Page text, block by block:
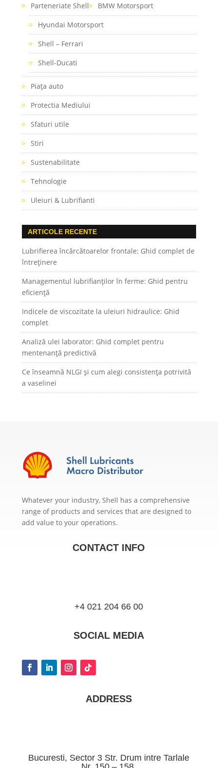
Parteneriate Shell BMW Motorsport
Hyundai Motorsport
Shell – Ferrari
Shell-Ducati
Piaţa auto
Protectia Mediului
Sfaturi utile
Stiri
Sustenabilitate
Tehnologie
Uleiuri & Lubrifianti
ARTICOLE RECENTE
Lubrifierea încărcătoarelor frontale: Ghid complet de
întreținere
Managementul lubrifianților în ferme: Ghid pentru
eficiență
Indicele de viscozitate la uleiuri hidraulice: Ghid
complet
Analiză ulei laborator: Ghid complet pentru
mentenanță predictivă
Ce înseamnă NLGI și cum alegi consistența potrivită
a vaselinei
Whatever your industry, Shell has a comprehensive
range of products and services that are designed to
add value to your operations.
CONTACT INFO
+4 021 204 66 00
SOCIAL MEDIA
ADDRESS
Bucuresti, Sector 3 Str. Drum intre Tarlale